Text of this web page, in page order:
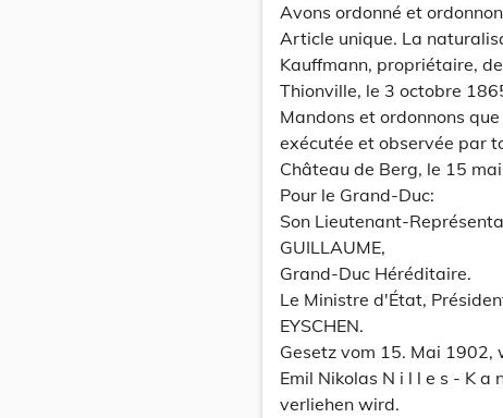
Avons ordonné et
Article unique. La
Kauffmann, propriétaire,
Thionville, le 3 octobre
Mandons et ordonnons
exécutée et observée par
Château de Berg, le 15
Pour le Grand-Duc:
Son Lieutenant-
GUILLAUME,
Grand-Duc Héréditaire.
Le Ministre d'État,
EYSCHEN.
Gesetz vom 15. Mai 1902,
Emil Nikolas N i l l e s - K
verliehen wird.